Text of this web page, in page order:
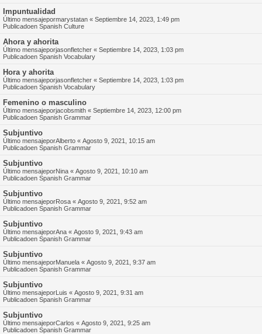
Impuntualidad
Último mensajepormarystatan « Septiembre 14, 2023, 1:49 pm
Publicadoen Spanish Culture
Ahora y ahorita
Último mensajeporjasonfletcher « Septiembre 14, 2023, 1:03 pm
Publicadoen Spanish Vocabulary
Hora y ahorita
Último mensajeporjasonfletcher « Septiembre 14, 2023, 1:03 pm
Publicadoen Spanish Vocabulary
Femenino o masculino
Último mensajeporjacobsmith « Septiembre 14, 2023, 12:00 pm
Publicadoen Spanish Grammar
Subjuntivo
Último mensajeporAlberto « Agosto 9, 2021, 10:15 am
Publicadoen Spanish Grammar
Subjuntivo
Último mensajeporNina « Agosto 9, 2021, 10:10 am
Publicadoen Spanish Grammar
Subjuntivo
Último mensajeporRosa « Agosto 9, 2021, 9:52 am
Publicadoen Spanish Grammar
Subjuntivo
Último mensajeporAna « Agosto 9, 2021, 9:43 am
Publicadoen Spanish Grammar
Subjuntivo
Último mensajeporManuela « Agosto 9, 2021, 9:37 am
Publicadoen Spanish Grammar
Subjuntivo
Último mensajeporLuis « Agosto 9, 2021, 9:31 am
Publicadoen Spanish Grammar
Subjuntivo
Último mensajeporCarlos « Agosto 9, 2021, 9:25 am
Publicadoen Spanish Grammar